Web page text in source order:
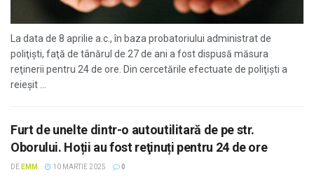
La data de 8 aprilie a.c., în baza probatoriului administrat de
poliţişti, faţă de tânărul de 27 de ani a fost dispusă măsura
reţinerii pentru 24 de ore. Din cercetările efectuate de poliţişti a
reieşit ...
Furt de unelte dintr-o autoutilitară de pe str.
Oborului. Hoții au fost reţinuți pentru 24 de ore
DE EMM 10 MARTIE 2025 0